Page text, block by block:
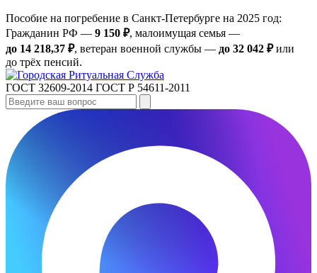
Пособие на погребение в Санкт‑Петербурге на 2025 год:
Гражданин РФ — 9 150 ₽, малоимущая семья —
до 14 218,37 ₽, ветеран военной службы — до 32 042 ₽или
до трёх пенсий.
ГОСТ 32609-2014 ГОСТ Р 54611-2011